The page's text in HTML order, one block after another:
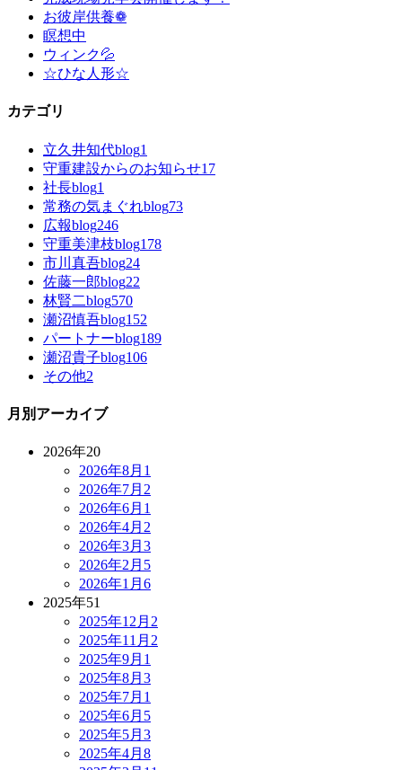
お彼岸供養❁
瞑想中
ウィンク💦
☆ひな人形☆
カテゴリ
立久井知代blog1
守重建設からのお知らせ17
社長blog1
常務の気まぐれblog73
広報blog246
守重美津枝blog178
市川真吾blog24
佐藤一郎blog22
林賢二blog570
瀬沼慎吾blog152
パートナーblog189
瀬沼貴子blog106
その他2
月別アーカイブ
2026年20
2026年8月 1
2026年7月 2
2026年6月 1
2026年4月 2
2026年3月 3
2026年2月 5
2026年1月 6
2025年51
2025年12月 2
2025年11月 2
2025年9月 1
2025年8月 3
2025年7月 1
2025年6月 5
2025年5月 3
2025年4月 8